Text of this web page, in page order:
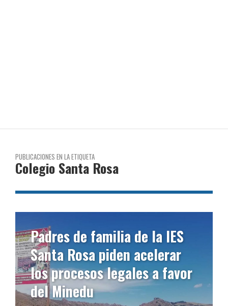
PUBLICACIONES EN LA ETIQUETA
Colegio Santa Rosa
Padres de familia de la IES
Santa Rosa piden acelerar
los procesos legales a favor
del Minedu